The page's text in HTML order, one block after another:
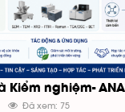
Kiểm nghiệm-
Đã xem: 75